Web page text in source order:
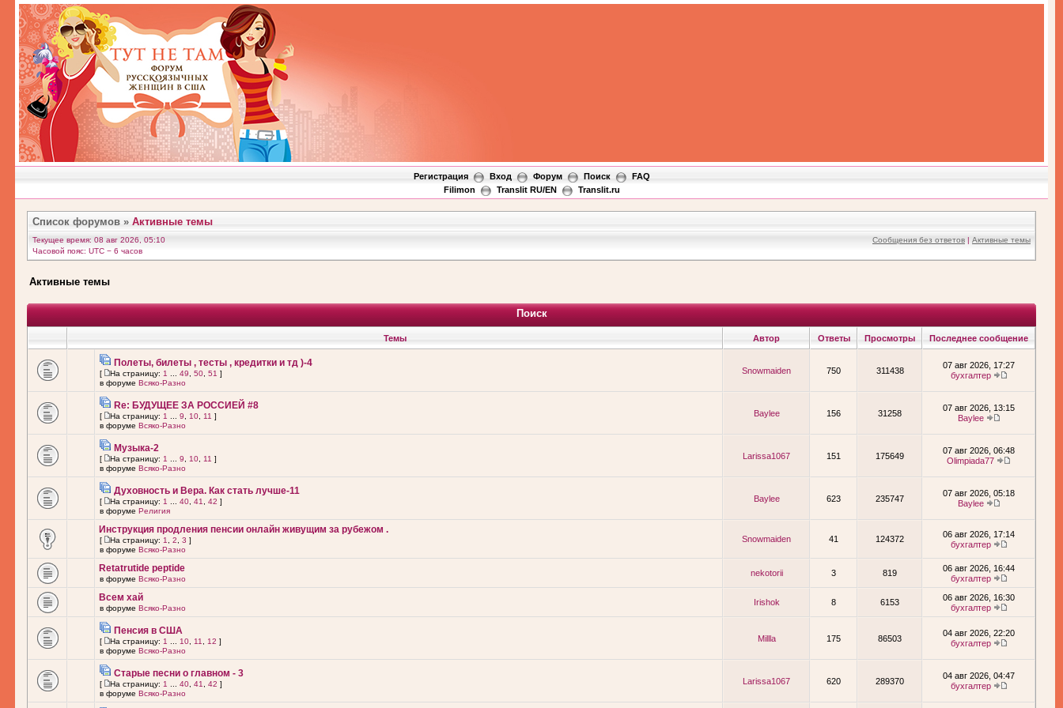
Регистрация Вход Форум Поиск
FAQ
Filimon
Translit RU/EN Translit.ru
Список форумов » Активные темы
Текущее время: 08 авг 2026, 05:10
Часовой пояс: UTC − 6 часов
Сообщения без ответов | Активные темы
Активные темы
Поиск
Темы Автор Ответы Просмотры Последнее сообщение
Полеты, билеты , тесты , кредитки и тд )-4
[ На страницу: 1 49 50 51 ]
в форуме Всяко-Разно
Snowmaiden 750 311438
07 авг 2026, 17:27
бухгалтер
Re: БУДУЩЕЕ ЗА РОССИЕЙ #8
[ На страницу: 1 9 10 11 ]
в форуме Всяко-Разно
Baylee 156 31258
07 авг 2026, 13:15
Baylee
Музыка-2
[ На страницу: 1 9 10 11 ]
в форуме Всяко-Разно
Larissa1067 151 175649
07 авг 2026, 06:48
Olimpiada77
Духовность и Вера. Как стать лучше-11
[ На страницу: 1 40 41 42 ]
в форуме Религия
Baylee 623 235747
07 авг 2026, 05:18
Baylee
Инструкция продления пенсии онлайн живущим за рубежом .
[ На страницу: 1 2 3 ]
в форуме Всяко-Разно
Snowmaiden 41 124372
06 авг 2026, 17:14
бухгалтер
Retatrutide peptide
в форуме Всяко-Разно
nekotorii 3 819
06 авг 2026, 16:44
бухгалтер
Всем хай
в форуме Всяко-Разно
Irishok 8 6153
06 авг 2026, 16:30
бухгалтер
Пенсия в США
[ На страницу: 1 10 11 12 ]
в форуме Всяко-Разно
Millla 175 86503
04 авг 2026, 22:20
бухгалтер
Старые песни о главном - 3
[ На страницу: 1 40 41 42 ]
в форуме Всяко-Разно
Larissa1067 620 289370
04 авг 2026, 04:47
бухгалтер